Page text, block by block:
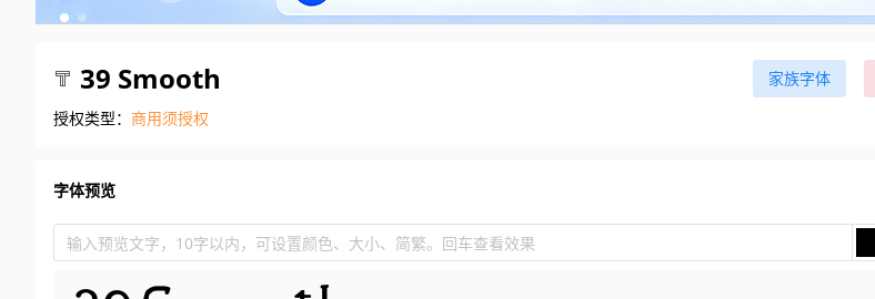
39 Smooth 家族字体
授权类型： 商用须授权
字体预览
输入预览文字，10字以内，可设置颜色、大小、简繁。回车查看效果